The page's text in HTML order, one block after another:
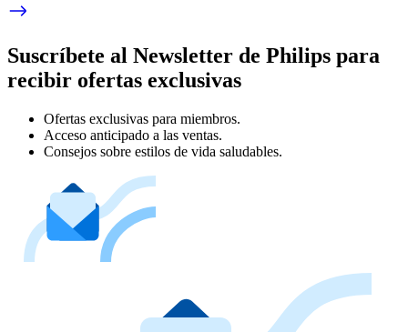
Suscríbete al Newsletter de Philips para
recibir ofertas exclusivas
Ofertas exclusivas para miembros.
Acceso anticipado a las ventas.
Consejos sobre estilos de vida saludables.